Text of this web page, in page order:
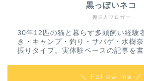
趣味人ブロガー
黒っぽいネコ
30年12匹の猫と暮らす多頭飼い経験
き・キャンプ・釣り・サバゲ・水樹
振りタイプ。実体験ベースの記事を書
＼ Follow me ／